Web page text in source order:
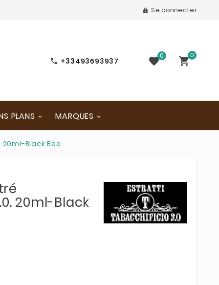
 Se connecter
 +33493693937 0 
0
PLANS MARQUES
Black Bee
20ml-Black